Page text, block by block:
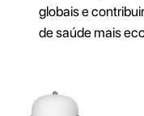
globais e
de saúde mais